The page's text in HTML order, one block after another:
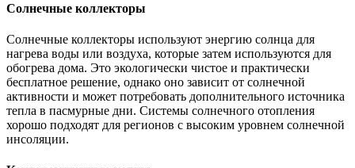
Солнечные коллекторы
Солнечные коллекторы используют энергию солнца для
нагрева воды или воздуха, которые затем используются для
обогрева дома. Это экологически чистое и практически
бесплатное решение, однако оно зависит от солнечной
активности и может потребовать дополнительного источника
тепла в пасмурные дни. Системы солнечного отопления
хорошо подходят для регионов с высоким уровнем солнечной
инсоляции.